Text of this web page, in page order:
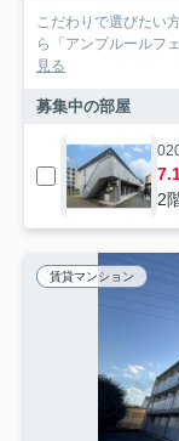
こだわりで選びたい
ら「アンプルールフ
見る
募集中の部屋
2
賃貸マンション